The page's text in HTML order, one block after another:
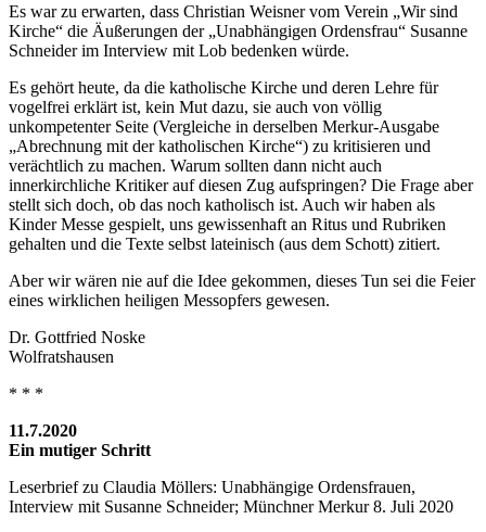
Es war zu erwarten, dass Christian Weisner vom Verein „Wir sind
Kirche“ die Äußerungen der „Unabhängigen Ordensfrau“ Susanne
Schneider im Interview mit Lob bedenken würde.
Es gehört heute, da die katholische Kirche und deren Lehre für
vogelfrei erklärt ist, kein Mut dazu, sie auch von völlig
unkompetenter Seite (Vergleiche in derselben Merkur-Ausgabe
„Abrechnung mit der katholischen Kirche“) zu kritisieren und
verächtlich zu machen. Warum sollten dann nicht auch
innerkirchliche Kritiker auf diesen Zug aufspringen? Die Frage aber
stellt sich doch, ob das noch katholisch ist. Auch wir haben als
Kinder Messe gespielt, uns gewissenhaft an Ritus und Rubriken
gehalten und die Texte selbst lateinisch (aus dem Schott) zitiert.
Aber wir wären nie auf die Idee gekommen, dieses Tun sei die Feier
eines wirklichen heiligen Messopfers gewesen.
Dr. Gottfried Noske
Wolfratshausen
* * *
11.7.2020
Ein mutiger Schritt
Leserbrief zu Claudia Möllers: Unabhängige Ordensfrauen,
Interview mit Susanne Schneider; Münchner Merkur 8. Juli 2020